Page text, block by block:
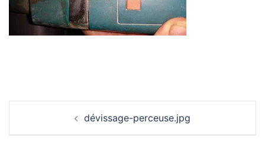
dévissage-perceuse.jpg